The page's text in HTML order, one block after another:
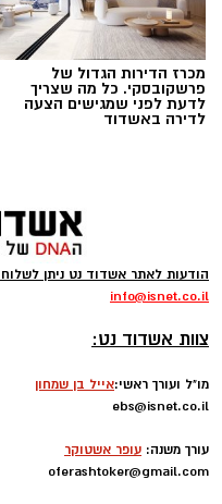
צילום: דוברות איחוד
חיים גוטסמן, משה
באיחוד הצלה מסרו:
בתאונה עם מעורבות
להמשך טיפול בבית
מוגדר בינוני".
מכרז הדירות הגדול של
פרשקובסקי. כל מה שצריך
לדעת לפני שמגישים הצעה
לדירה באשדוד
הודעות לאתר אשדוד נט ניתן
info@isnet.co.il
צוות אשדוד נט:
מו"ל ועורך ראשי:אייל בן שמחון
ebs@isnet.co.il
עורך משנה: עופר אשטוקר
oferashtoker@gmail.com